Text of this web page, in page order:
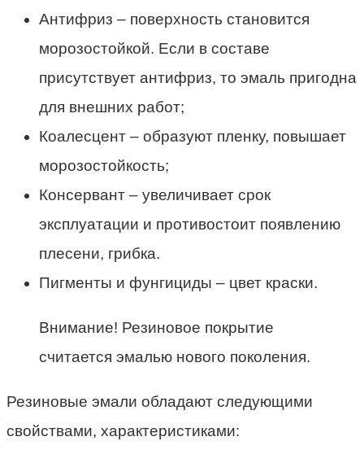
Антифриз – поверхность становится
морозостойкой. Если в составе
присутствует антифриз, то эмаль пригодна
для внешних работ;
Коалесцент – образуют пленку, повышает
морозостойкость;
Консервант – увеличивает срок
эксплуатации и противостоит появлению
плесени, грибка.
Пигменты и фунгициды – цвет краски.
Внимание! Резиновое покрытие
считается эмалью нового поколения.
Резиновые эмали обладают следующими
свойствами, характеристиками: